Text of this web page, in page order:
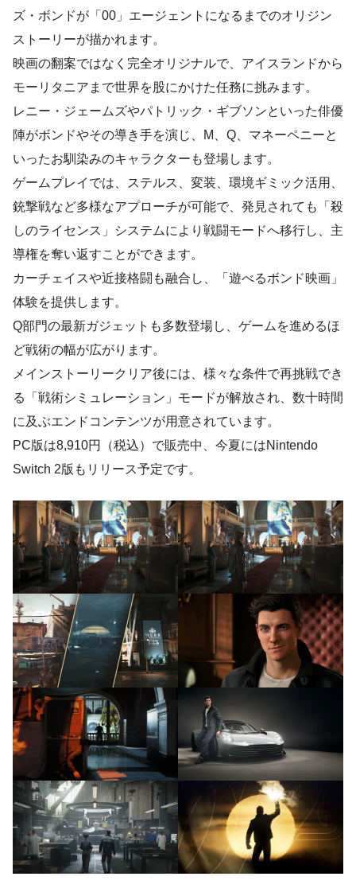
ズ・ボンドが「00」エージェントになるまでのオリジン
ストーリーが描かれます。
映画の翻案ではなく完全オリジナルで、アイスランドから
モーリタニアまで世界を股にかけた任務に挑みます。
レニー・ジェームズやパトリック・ギブソンといった俳優
陣がボンドやその導き手を演じ、M、Q、マネーペニーと
いったお馴染みのキャラクターも登場します。
ゲームプレイでは、ステルス、変装、環境ギミック活用、
銃撃戦など多様なアプローチが可能で、発見されても「殺
しのライセンス」システムにより戦闘モードへ移行し、主
導権を奪い返すことができます。
カーチェイスや近接格闘も融合し、「遊べるボンド映画」
体験を提供します。
Q部門の最新ガジェットも多数登場し、ゲームを進めるほ
ど戦術の幅が広がります。
メインストーリークリア後には、様々な条件で再挑戦でき
る「戦術シミュレーション」モードが解放され、数十時間
に及ぶエンドコンテンツが用意されています。
PC版は8,910円（税込）で販売中、今夏にはNintendo
Switch 2版もリリース予定です。